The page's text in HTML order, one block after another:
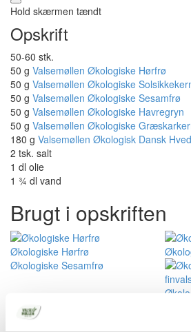
Hold skærmen tændt
Opskrift
50-60 stk.
50 g Valsemøllen Økologiske Hørfrø
50 g Valsemøllen Økologiske
50 g Valsemøllen Økologiske Sesamfrø
50 g Valsemøllen Økologiske Havregryn
50 g Valsemøllen Økologiske
180 g Valsemøllen Økologisk Dansk
2 tsk. salt
1 dl olie
1 ¾ dl vand
Brugt i opskriften
Økologiske Hørfrø
Økologiske Sesamfrø